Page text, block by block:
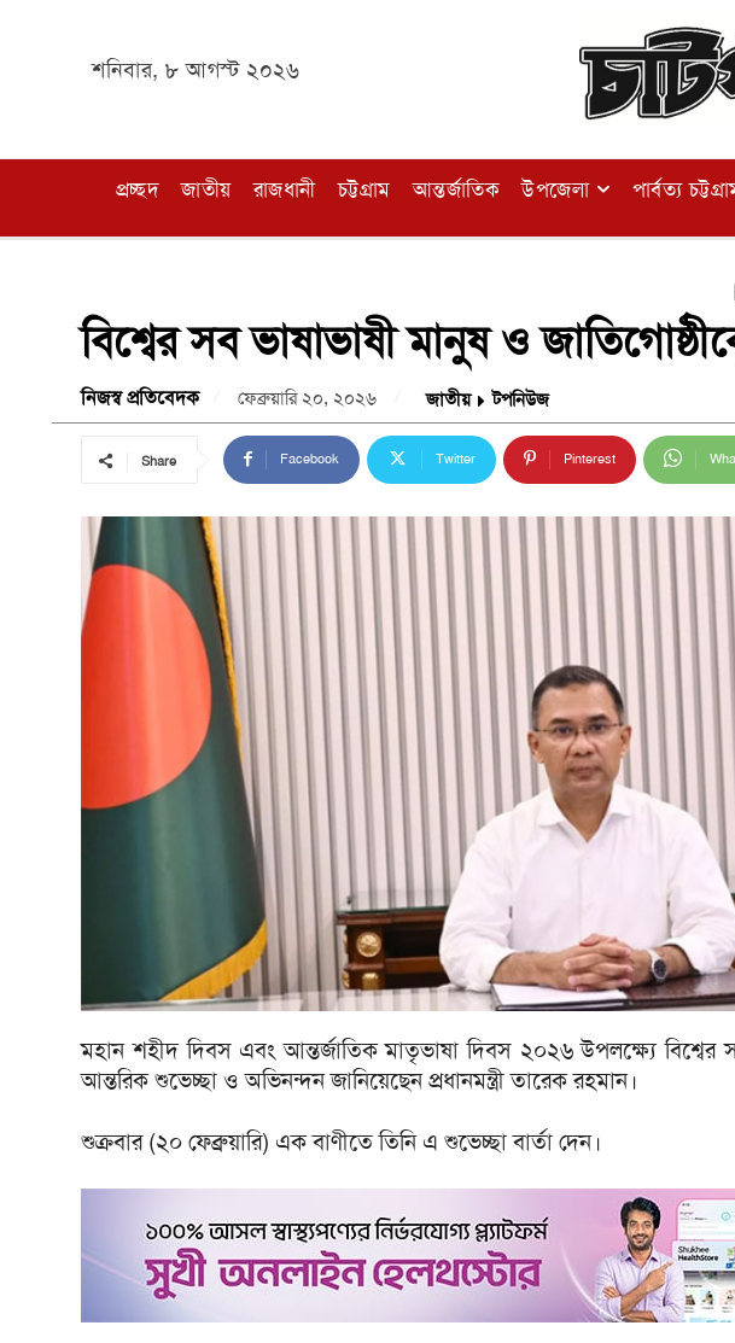
শনিবার, ৮ আগস্ট ২০২৬
প্রচ্ছদ জাতীয় রাজধানী চট্টগ্রাম আন্তর্জাতিক উপজেলা পার্বত্য
বিশ্বের সব ভাষাভাষী মানুষ ও
নিজস্ব প্রতিবেদক ফেব্রুয়ারি ২০, ২০২৬ জাতীয় টপনিউজ
Share Facebook Twitter Pinterest
মহান শহীদ দিবস এবং আন্তর্জাতিক মাতৃভাষা দিবস ২০২৬ উপলক্ষ্যে বিশ্বের
আন্তরিক শুভেচ্ছা ও অভিনন্দন জানিয়েছেন প্রধানমন্ত্রী তারেক রহমান।
শুক্রবার (২০ ফেব্রুয়ারি) এক বাণীতে তিনি এ শুভেচ্ছা বার্তা দেন।